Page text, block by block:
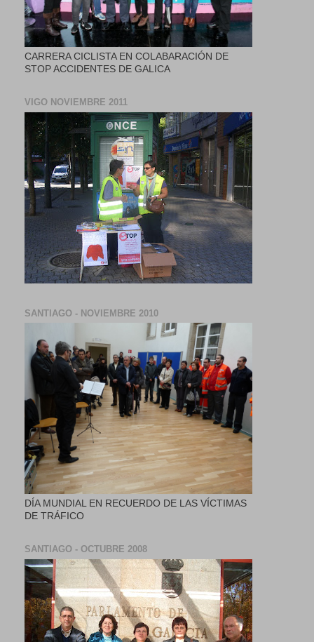
CARRERA CICLISTA EN COLABARACIÓN DE
STOP ACCIDENTES DE GALICA
VIGO NOVIEMBRE 2011
SANTIAGO - NOVIEMBRE 2010
DÍA MUNDIAL EN RECUERDO DE LAS VÍCTIMAS
DE TRÁFICO
SANTIAGO - OCTUBRE 2008